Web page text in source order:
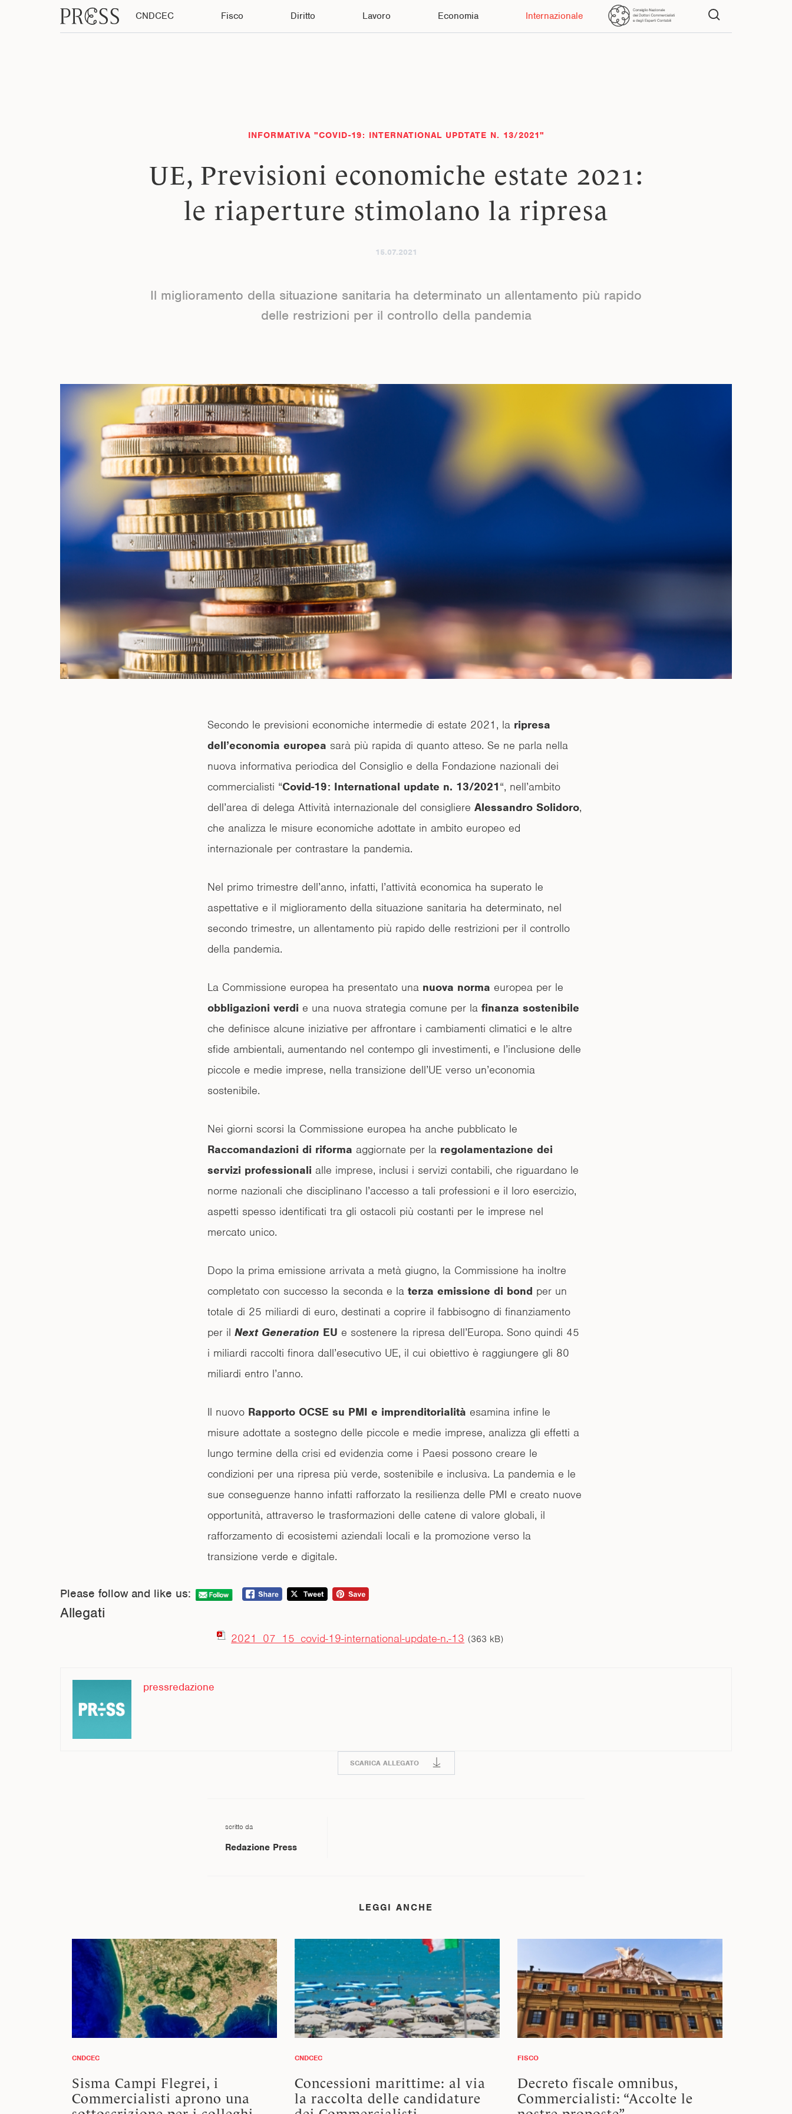
CNDCEC Fisco Diritto Lavoro Economia Internazionale
INFORMATIVA "COVID-19: INTERNATIONAL UPDTATE N. 13/2021"
UE, Previsioni economiche estate 2021:
le riaperture stimolano la ripresa
15.07.2021
Il miglioramento della situazione sanitaria ha determinato un allentamento più rapido
delle restrizioni per il controllo della pandemia
Secondo le previsioni economiche intermedie di estate 2021, la ripresa
dell’economia europea sarà più rapida di quanto atteso. Se ne parla nella
nuova informativa periodica del Consiglio e della Fondazione nazionali dei
commercialisti “Covid-19: International update n. 13/2021“, nell’ambito
dell’area di delega Attività internazionale del consigliere Alessandro Solidoro,
che analizza le misure economiche adottate in ambito europeo ed
internazionale per contrastare la pandemia.
Nel primo trimestre dell’anno, infatti, l’attività economica ha superato le
aspettative e il miglioramento della situazione sanitaria ha determinato, nel
secondo trimestre, un allentamento più rapido delle restrizioni per il controllo
della pandemia.
La Commissione europea ha presentato una nuova norma europea per le
obbligazioni verdi e una nuova strategia comune per la finanza sostenibile
che definisce alcune iniziative per affrontare i cambiamenti climatici e le altre
sfide ambientali, aumentando nel contempo gli investimenti, e l’inclusione delle
piccole e medie imprese, nella transizione dell’UE verso un’economia
sostenibile.
Nei giorni scorsi la Commissione europea ha anche pubblicato le
Raccomandazioni di riforma aggiornate per la regolamentazione dei
servizi professionali alle imprese, inclusi i servizi contabili, che riguardano le
norme nazionali che disciplinano l’accesso a tali professioni e il loro esercizio,
aspetti spesso identificati tra gli ostacoli più costanti per le imprese nel
mercato unico.
Dopo la prima emissione arrivata a metà giugno, la Commissione ha inoltre
completato con successo la seconda e la terza emissione di bond per un
totale di 25 miliardi di euro, destinati a coprire il fabbisogno di finanziamento
per il Next Generation EU e sostenere la ripresa dell’Europa. Sono quindi 45
i miliardi raccolti finora dall’esecutivo UE, il cui obiettivo è raggiungere gli 80
miliardi entro l’anno.
Il nuovo Rapporto OCSE su PMI e imprenditorialità esamina infine le
misure adottate a sostegno delle piccole e medie imprese, analizza gli effetti a
lungo termine della crisi ed evidenzia come i Paesi possono creare le
condizioni per una ripresa più verde, sostenibile e inclusiva. La pandemia e le
sue conseguenze hanno infatti rafforzato la resilienza delle PMI e creato nuove
opportunità, attraverso le trasformazioni delle catene di valore globali, il
rafforzamento di ecosistemi aziendali locali e la promozione verso la
transizione verde e digitale.
Please follow and like us:
Allegati
2021_07_15_covid-19-international-update-n.-13 (363 kB)
pressredazione
SCARICA ALLEGATO
scritto da
Redazione Press
LEGGI ANCHE
CNDCEC
Sisma Campi Flegrei, i
Commercialisti aprono una
CNDCEC
Concessioni marittime: al via
la raccolta delle candidature
FISCO
Decreto fiscale omnibus,
Commercialisti: “Accolte le